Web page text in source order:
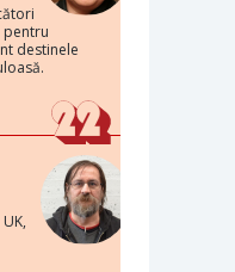
pentru
destinele